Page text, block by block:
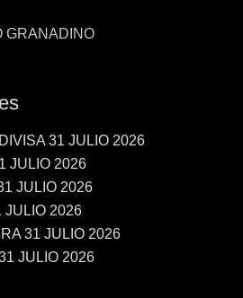
GRANADINO
31 JULIO 2026
JULIO 2026
JULIO 2026
JULIO 2026
31 JULIO 2026
JULIO 2026